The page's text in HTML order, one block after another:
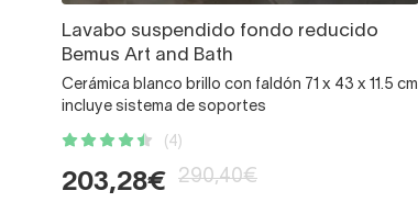
Lavabo suspendido fondo reducido
Bemus Art and Bath
Cerámica blanco brillo con faldón 71 x 43 x 11.5 cm
incluye sistema de soportes
(4)
203,28€ 290,40€